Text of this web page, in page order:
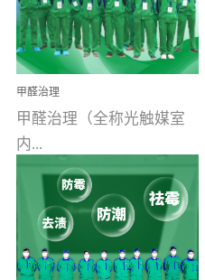
甲醛治理
甲醛治理（全称光触媒室
内...
空气污染净化治理）工业
文明的进步，创造了多姿
多彩的家居产品和生活情